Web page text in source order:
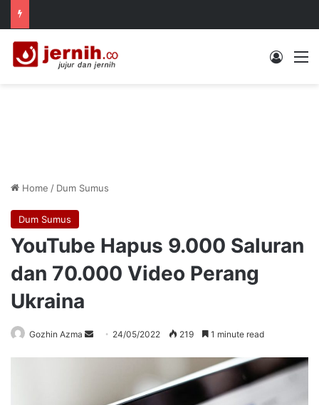
Log In
Home / Dum Sumus
Dum Sumus
YouTube Hapus 9.000 Saluran
dan 70.000 Video Perang
Ukraina
Gozhin Azma
Send 24/05/2022 219 1 minute read